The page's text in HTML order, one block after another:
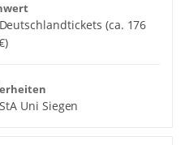
(ca. 176
Uni Siegen